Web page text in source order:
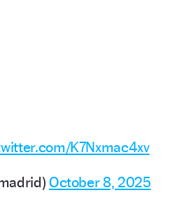
K7Nxmac4xv
October 8, 2025